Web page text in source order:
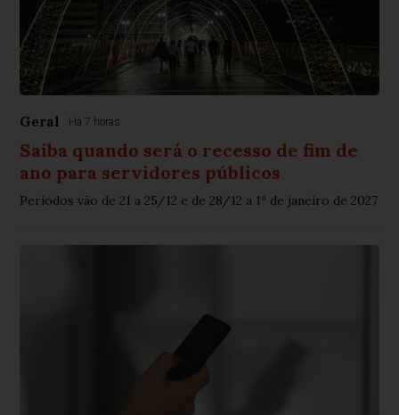
Geral Há 7 horas
Saiba quando será o recesso de fim de
ano para servidores públicos
Períodos vão de 21 a 25/12 e de 28/12 a 1º de janeiro de 2027